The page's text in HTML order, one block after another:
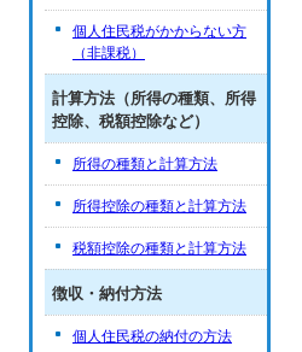
個人住民税がかからない方
（非課税）
計算方法（所得の種類、所得
控除、税額控除など）
所得の種類と計算方法
所得控除の種類と計算方法
税額控除の種類と計算方法
徴収・納付方法
個人住民税の納付の方法